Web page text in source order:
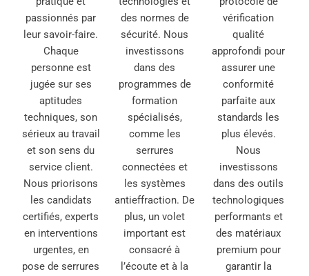
passionnés par
leur savoir-faire.
Chaque
personne est
jugée sur ses
aptitudes
techniques, son
sérieux au travail
et son sens du
service client.
Nous priorisons
les candidats
certifiés, experts
en interventions
urgentes, en
pose de serrures
des normes de
sécurité. Nous
investissons
dans des
programmes de
formation
spécialisés,
comme les
serrures
connectées et
les systèmes
antieffraction. De
plus, un volet
important est
consacré à
l’écoute et à la
vérification
qualité
approfondi pour
assurer une
conformité
parfaite aux
standards les
plus élevés.
Nous
investissons
dans des outils
technologiques
performants et
des matériaux
premium pour
garantir la